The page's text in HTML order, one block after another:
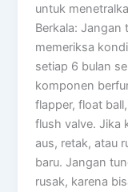
untuk
Berkala:
memeriksa
setiap 6 bulan
komponen
flapper, float
flush valve. Jika
aus, retak, atau
baru. Jangan
rusak, karena